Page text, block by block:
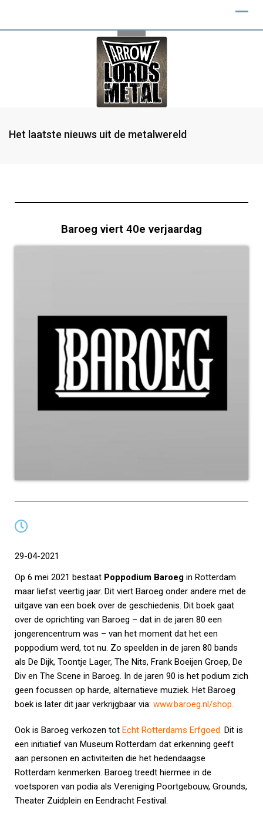
Het laatste nieuws uit de metalwereld
Baroeg viert 40e verjaardag
29-04-2021
Op 6 mei 2021 bestaat Poppodium Baroeg in Rotterdam
maar liefst veertig jaar. Dit viert Baroeg onder andere met de
uitgave van een boek over de geschiedenis. Dit boek gaat
over de oprichting van Baroeg – dat in de jaren 80 een
jongerencentrum was – van het moment dat het een
poppodium werd, tot nu. Zo speelden in de jaren 80 bands
als De Dijk, Toontje Lager, The Nits, Frank Boeijen Groep, De
Div en The Scene in Baroeg. In de jaren 90 is het podium zich
geen focussen op harde, alternatieve muziek. Het Baroeg
boek is later dit jaar verkrijgbaar via: www.baroeg.nl/shop.
Ook is Baroeg verkozen tot Echt Rotterdams Erfgoed. Dit is
een initiatief van Museum Rotterdam dat erkenning geeft
aan personen en activiteiten die het hedendaagse
Rotterdam kenmerken. Baroeg treedt hiermee in de
voetsporen van podia als Vereniging Poortgebouw, Grounds,
Theater Zuidplein en Eendracht Festival.